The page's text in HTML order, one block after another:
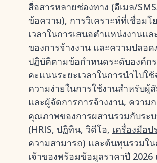
สื่อสารหลายช่องทาง (อีเมล/
ข้อความ), การวิเคราะห์ที่เชื่อมโ
เวลาในการเสนอตำแหน่งงานแ
ของการจ้างงาน และความปลอ
ปฏิบัติตามข้อกำหนดระดับองค์กร
คะแนนระยะเวลาในการนำไปใ
ความง่ายในการใช้งานสำหรับ
และผู้จัดการการจ้างงาน, ความ
คุณภาพของการผสานรวมกับระบ
(HRIS, ปฏิทิน, วิดีโอ, เครื่องมือป
ความสามารถ) และต้นทุนรวมใน
เจ้าของพร้อมข้อมูลราคาปี 2026